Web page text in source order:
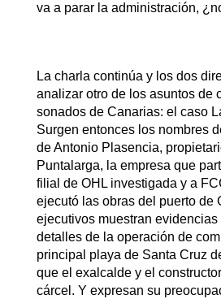
va a parar la administración,
La charla continúa y los dos
analizar otro de los asuntos de
sonados de Canarias: el caso
Surgen entonces los nombres
de Antonio Plasencia,
Puntalarga, la empresa que
filial de OHL investigada y a
ejecutó las obras del puerto de
ejecutivos muestran evidencias
detalles de la operación de
principal playa de Santa Cruz
que el exalcalde y el
cárcel. Y expresan su